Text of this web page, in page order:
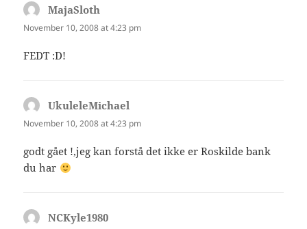
MajaSloth
November 10, 2008 at 4:23 pm
FEDT :D!
UkuleleMichael
November 10, 2008 at 4:23 pm
godt gået !,jeg kan forstå det ikke er Roskilde bank
du har
NCKyle1980